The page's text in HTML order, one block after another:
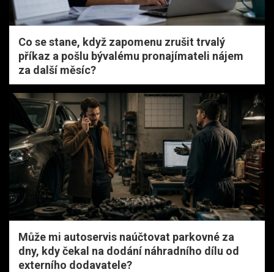
Co se stane, když zapomenu zrušit trvalý
příkaz a pošlu bývalému pronajímateli nájem
za další měsíc?
Může mi autoservis naúčtovat parkovné za
dny, kdy čekal na dodání náhradního dílu od
externího dodavatele?